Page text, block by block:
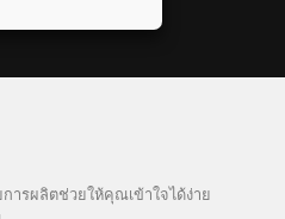
ารผลิตช่วยให้คุณเข้าใจได้ง่าย